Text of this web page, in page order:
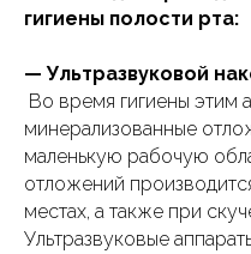
гигиены полости рта:
— Ультразвуковой
Во время гигиены этим
минерализованные
маленькую рабочую
отложений
местах, а также при
Ультразвуковые